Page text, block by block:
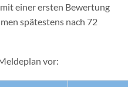
einer ersten Bewertung
spätestens nach 72
vor: